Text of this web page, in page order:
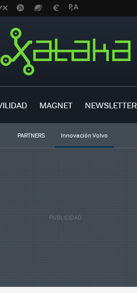
MAGNET NEWSLETTER
PARTNERS Innovación Volvo